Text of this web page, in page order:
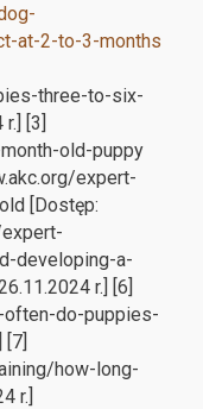
at-2-to-3-months
three-to-six-
[3]
old-puppy
expert-
[Dostęp:
developing-a-
r.] [6]
do-puppies-
[7]
how-long-
r.]